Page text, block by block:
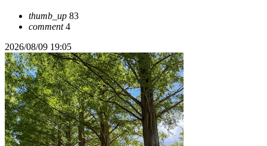
thumb_up 83
comment4
2026/08/09 19:05